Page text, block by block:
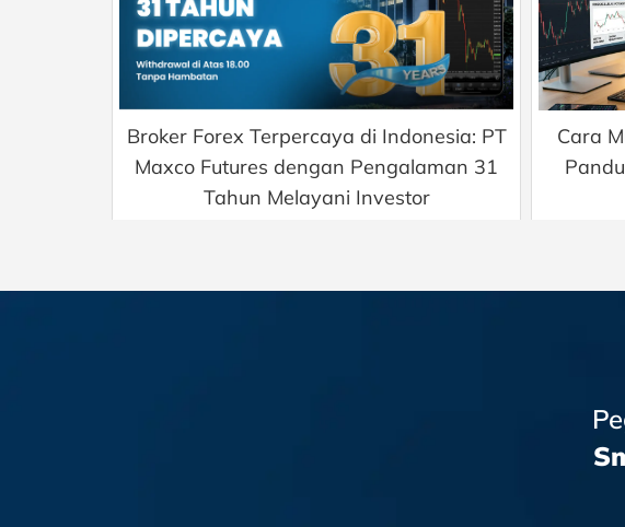
Broker Forex Terpercaya di Indonesia: PT
Maxco Futures dengan Pengalaman 31
Tahun Melayani Investor
Cara